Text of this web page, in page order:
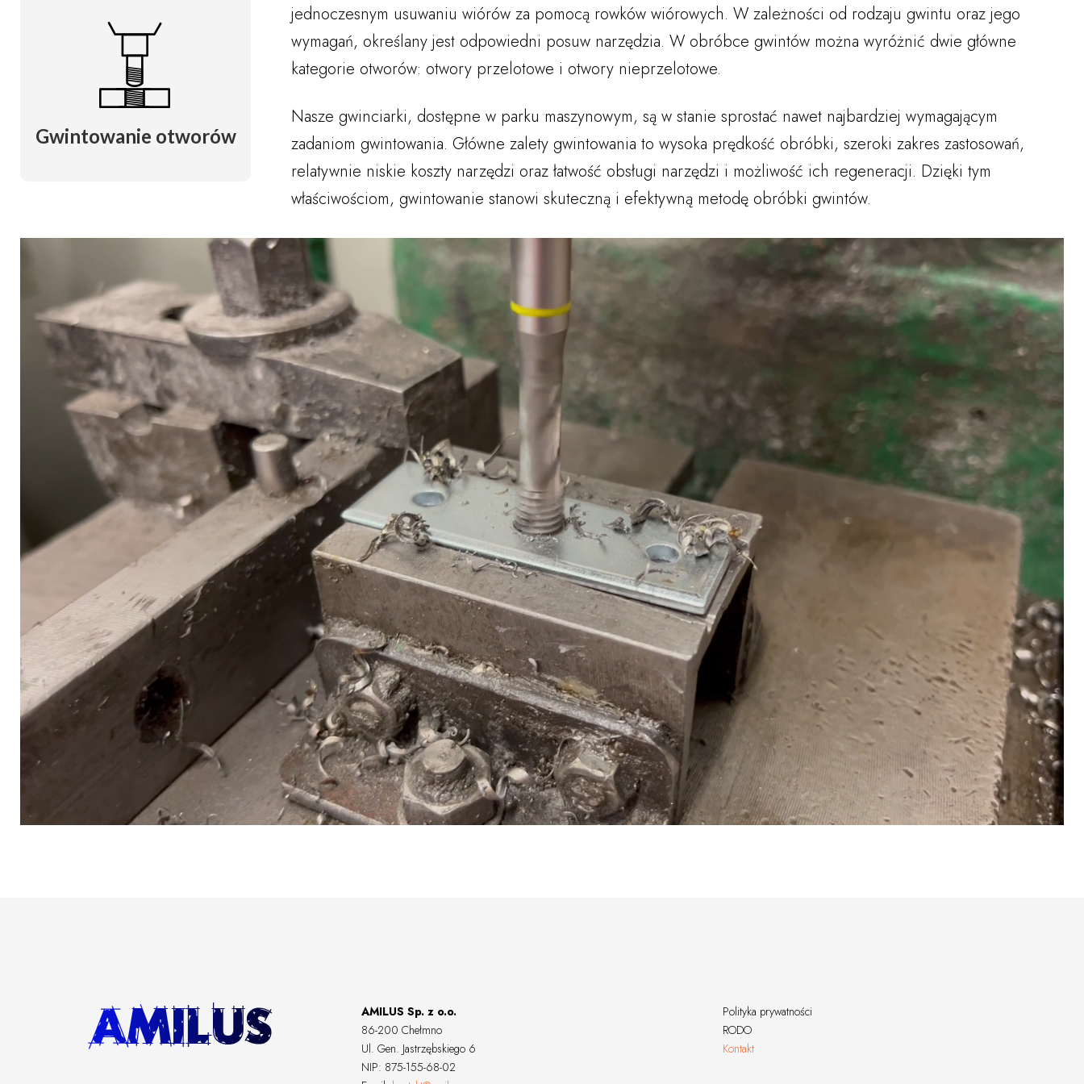
Gwintowanie otworów
jednoczesnym usuwaniu wiórów za pomocą rowków wiórowych. W zależności od rodzaju gwintu oraz jego
wymagań, określany jest odpowiedni posuw narzędzia. W obróbce gwintów można wyróżnić dwie główne
kategorie otworów: otwory przelotowe i otwory nieprzelotowe.
Nasze gwinciarki, dostępne w parku maszynowym, są w stanie sprostać nawet najbardziej wymagającym
zadaniom gwintowania. Główne zalety gwintowania to wysoka prędkość obróbki, szeroki zakres zastosowań,
relatywnie niskie koszty narzędzi oraz łatwość obsługi narzędzi i możliwość ich regeneracji. Dzięki tym
właściwościom, gwintowanie stanowi skuteczną i efektywną metodę obróbki gwintów.
AMILUS Sp. z o.o.
86-200 Chełmno
Ul. Gen. Jastrzębskiego 6
NIP: 875-155-68-02
Polityka prywatności
RODO
Kontakt